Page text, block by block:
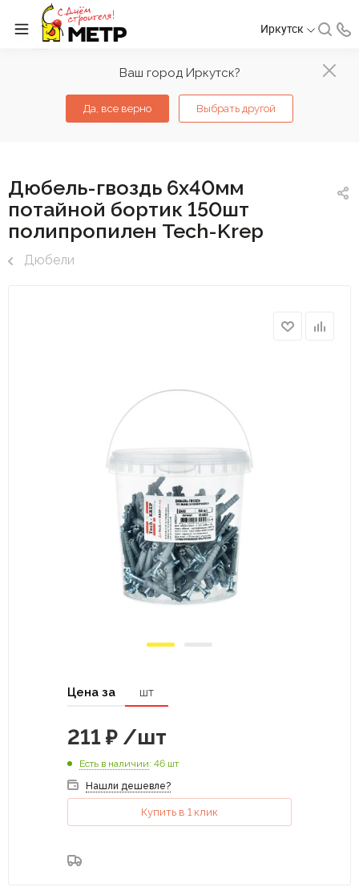
Ваш город Иркутск?
Да, все верно Выбрать другой
Иркутск
Дюбель-гвоздь 6х40мм
потайной бортик 150шт
полипропилен Tech-Krep
Дюбели
Цена за шт
211 ₽ /шт
Есть в наличии: 46 шт
Нашли дешевле?
Купить в 1 клик